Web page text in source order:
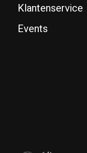
Klantenservice
Events